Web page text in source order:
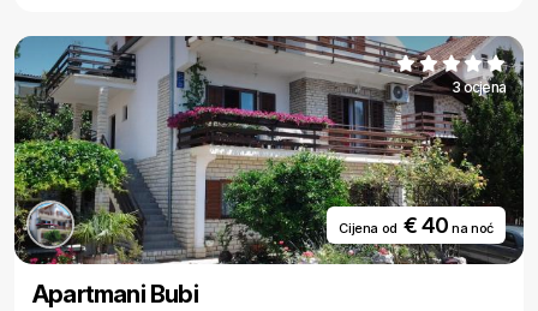
3 ocjena
Cijena od € 40na noć
Apartmani Bubi